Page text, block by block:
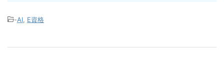
-AI E資格